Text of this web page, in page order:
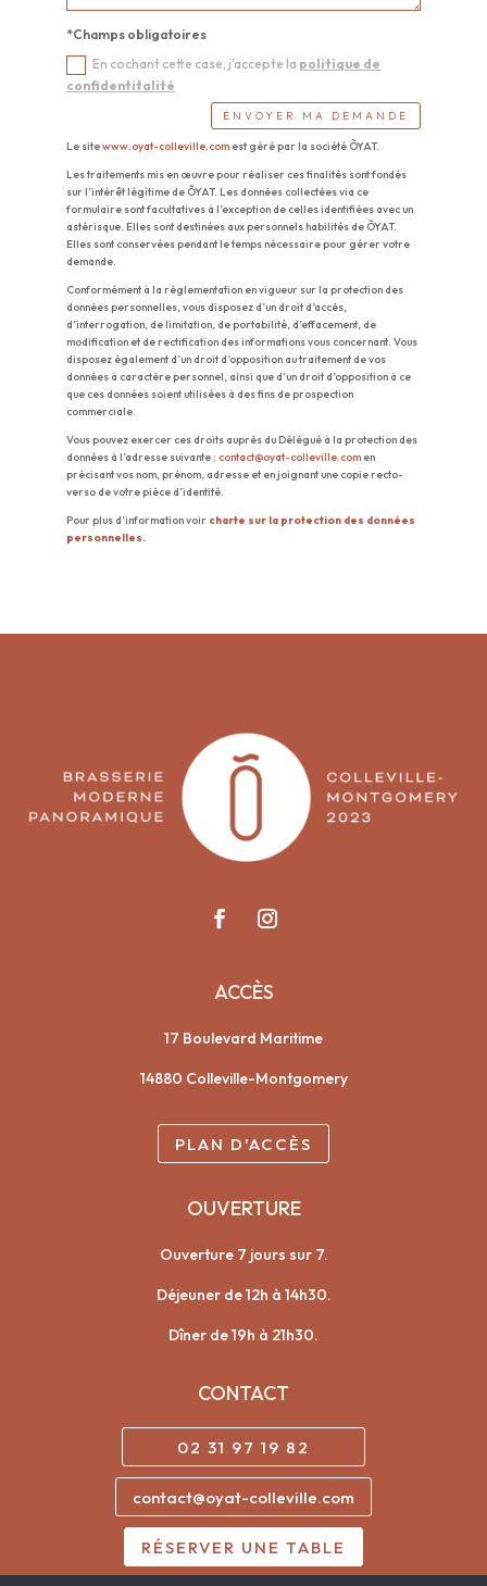
*Champs obligatoires
En cochant cette case, j'accepte la politique de
confidentitalité
ENVOYER MA DEMANDE
Le sitewww.oyat-colleville.comest géré par la société ÕYAT.
Les traitements mis en œuvre pour réaliser ces finalités sont fondés
sur l’intérêt légitime de ÕYAT. Les données collectées via ce
formulaire sont facultatives à l’exception de celles identifiées avec un
astérisque. Elles sont destinées aux personnels habilités de ÕYAT.
Elles sont conservées pendant le temps nécessaire pour gérer votre
demande.
Conformément à la réglementation en vigueur sur la protection des
données personnelles, vous disposez d’un droit d’accès,
d’interrogation, de limitation, de portabilité, d’effacement, de
modification et de rectification des informations vous concernant. Vous
disposez également d’un droit d’opposition au traitement de vos
données à caractère personnel, ainsi que d’un droit d’opposition à ce
que ces données soient utilisées à des fins de prospection
commerciale.
Vous pouvez exercer ces droits auprès du Délégué à la protection des
données à l’adresse suivante : contact@oyat-colleville.com en
précisant vos nom, prénom, adresse et en joignant une copie recto-
verso de votre pièce d’identité.
Pour plus d’information voir charte sur la protection des données
personnelles.
ACCÈS
17 Boulevard Maritime
14880 Colleville-Montgomery
PLAN D'ACCÈS
OUVERTURE
Ouverture 7 jours sur 7.
Déjeuner de 12h à 14h30.
Dîner de 19h à 21h30.
CONTACT
02 31 97 19 82
contact@oyat-colleville.com
RÉSERVER UNE TABLE